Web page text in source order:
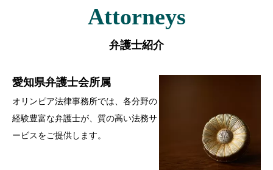
Attorneys
弁護士紹介
愛知県弁護士会所属
オリンピア法律事務所では、各分野の
経験豊富な弁護士が、質の高い法務サ
ービスをご提供します。